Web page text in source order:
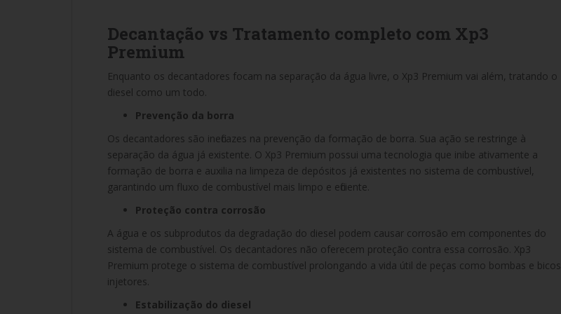
Decantação vs Tratamento completo com Xp3
Premium
Enquanto os decantadores focam na separação da água livre, o Xp3 Premium vai além, tratando o
diesel como um todo.
Prevenção da borra
Os decantadores são ineficazes na prevenção da formação de borra. Sua ação se restringe à
separação da água já existente. O Xp3 Premium possui uma tecnologia que inibe ativamente a
formação de borra e auxilia na limpeza de depósitos já existentes no sistema de combustível,
garantindo um fluxo de combustível mais limpo e eficiente.
Proteção contra corrosão
A água e os subprodutos da degradação do diesel podem causar corrosão em componentes do
sistema de combustível. Os decantadores não oferecem proteção contra essa corrosão. Xp3
Premium protege o sistema de combustível prolongando a vida útil de peças como bombas e bicos
injetores.
Estabilização do diesel